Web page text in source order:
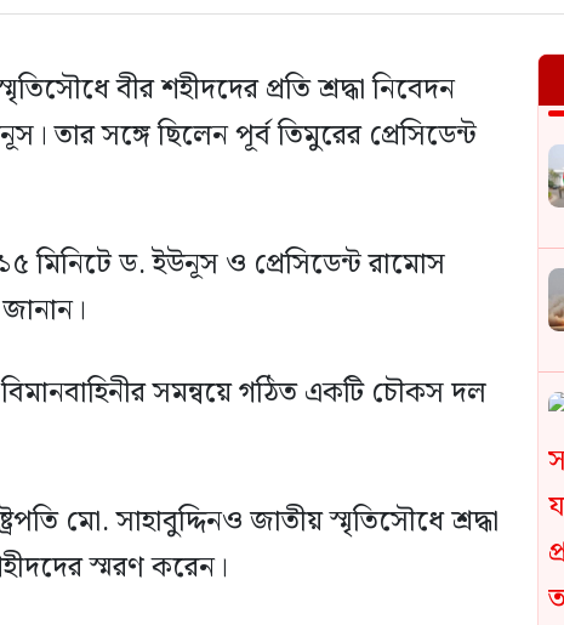
বীর শহীদদের প্রতি শ্রদ্ধা নিবেদন
তার সঙ্গে ছিলেন পূর্ব তিমুরের প্রেসিডেন্ট
মিনিটে ড. ইউনূস ও প্রেসিডেন্ট রামোস
সমন্বয়ে গঠিত একটি চৌকস দল
মো. সাহাবুদ্দিনও জাতীয় স্মৃতিসৌধে শ্রদ্ধা
স্মরণ করেন।